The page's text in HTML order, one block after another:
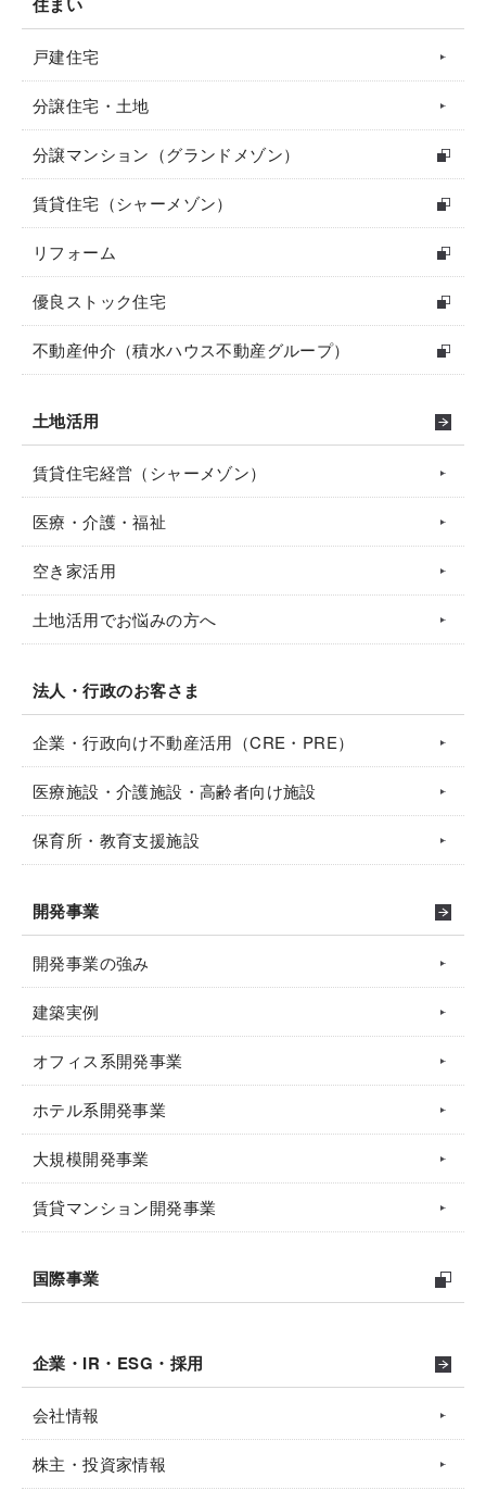
戸建住宅
分譲住宅・土地
分譲マンション（グランドメゾン）
賃貸住宅（シャーメゾン）
リフォーム
優良ストック住宅
不動産仲介（積水ハウス不動産グループ）
土地活用
賃貸住宅経営（シャーメゾン）
医療・介護・福祉
空き家活用
土地活用でお悩みの方へ
法人・行政のお客さま
企業・行政向け不動産活用（CRE・PRE）
医療施設・介護施設・高齢者向け施設
保育所・教育支援施設
開発事業
開発事業の強み
建築実例
オフィス系開発事業
ホテル系開発事業
大規模開発事業
賃貸マンション開発事業
国際事業
企業・IR・ESG・採用
会社情報
株主・投資家情報